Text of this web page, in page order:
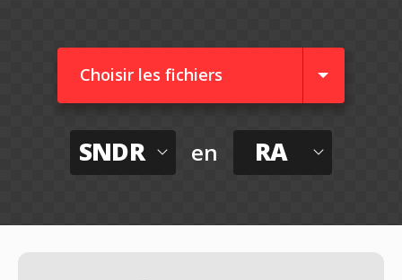
Choisir les fichiers
SNDR en RA